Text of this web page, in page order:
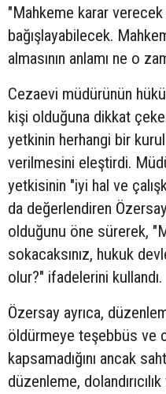
"Mahkeme karar
bağışlayabilecek.
almasının anlamı ne o
Cezaevi müdürünün
kişi olduğuna dikkat
yetkinin herhangi bir
verilmesini eleştirdi.
yetkisinin "iyi hal ve
da değerlendiren
olduğunu öne sürerek,
sokacaksınız, hukuk
olur?" ifadelerini kullandı.
Özersay ayrıca,
öldürmeye teşebbüs ve
kapsamadığını ancak
düzenleme,